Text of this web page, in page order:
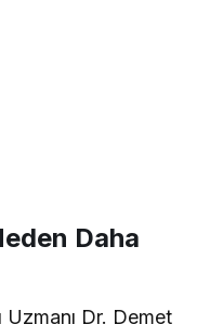
Daha
Uzmanı Dr. Demet